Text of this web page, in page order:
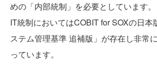
めの「内部統制」を必要としています
IT統制においてはCOBIT for SOXの日本
ステム管理基準 追補版」が存在し非常
っています。